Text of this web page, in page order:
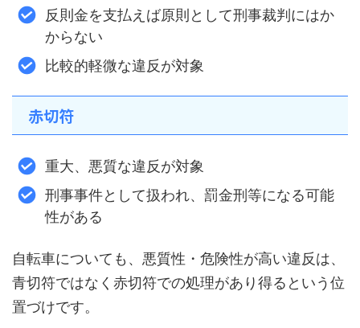
反則金を支払えば原則として刑事裁判にはか
からない
比較的軽微な違反が対象
赤切符
重大、悪質な違反が対象
刑事事件として扱われ、罰金刑等になる可能
性がある
自転車についても、悪質性・危険性が高い違反は、
青切符ではなく赤切符での処理があり得るという位
置づけです。